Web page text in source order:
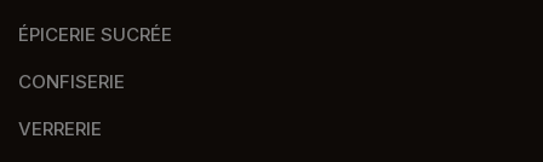
ÉPICERIE SUCRÉE
CONFISERIE
VERRERIE